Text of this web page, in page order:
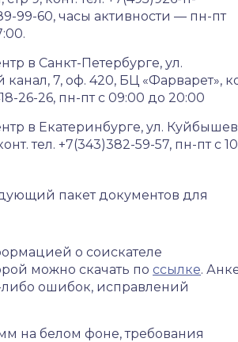
99-60, часы активности — пн-пт
в Санкт-Петербурге, ул.
7, оф. 420, БЦ «Фарварет»,
26-26, пн-пт с 09:00 до 20:00
в Екатеринбурге, ул.
тел. +7(343)382-59-57, пн-пт с
пакет документов для
о соискателе
можно скачать по ссылке.
ошибок, исправлений
на белом фоне, требования